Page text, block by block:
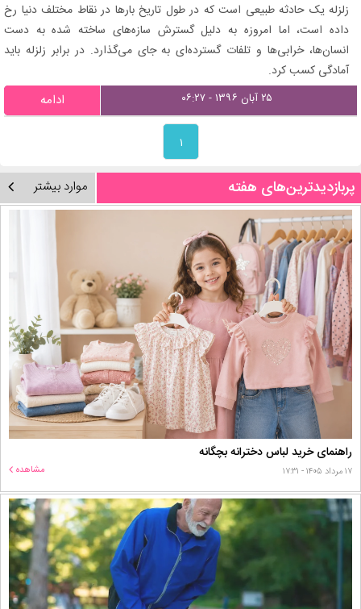
زلزله یک حادثه طبیعی است که در طول تاریخ بارها در نقاط مختلف دنیا رخ
داده است، اما امروزه به دلیل گسترش سازه‌های ساخته شده به دست
انسان‌ها، خرابی‌ها و تلفات گسترده‌ای به جای می‌گذارد. در برابر زلزله باید
آمادگی کسب کرد.
۲۵ آبان ۱۳۹۶ - ۰۶:۲۷ ادامه
۱
پربازدیدترین‌های هفته موارد بیشتر
راهنمای خرید لباس دخترانه بچگانه
۱۷ مرداد ۱۴۰۵ - ۱۷:۳۱ مشاهده